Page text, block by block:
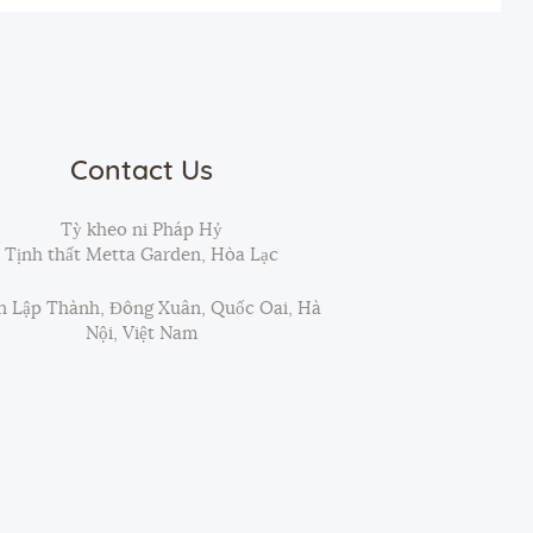
Contact Us
Tỳ kheo ni Pháp Hỷ
Tịnh thất Metta Garden, Hòa Lạc
Lập Thành, Đông Xuân, Quốc Oai, Hà
Nội, Việt Nam